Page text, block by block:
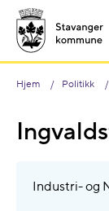
Hjem Politikk
Industri- og